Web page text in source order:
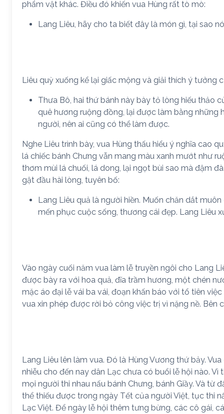
phẩm vật khác. Điều đó khiến vua Hùng rất tò mò:
Lang Liêu, hãy cho ta biết đây là món gì, tại sao
Liêu quỳ xuống kể lại giấc mộng và giải thích ý tưởng
Thưa Bô, hai thứ bánh này bày tỏ lòng hiếu thảo
quê hương ruộng đồng, lại được làm bằng
người, nên ai cũng có thể làm được.
Nghe Liêu trình bày, vua Hùng thấu hiểu ý nghĩa cao
lá chiếc bánh Chưng vẫn mang màu xanh mướt như
thơm mùi lá chuối, lá dong, lại ngọt bùi sao mà đậm
gật đầu hài lòng, tuyên bố:
Lang Liêu quả là người hiền. Muốn chăn dắt
mến phục cuộc sống, thương cái đẹp. Lang Liêu
Vào ngày cuối năm vua làm lễ truyền ngôi cho Lang
được bày ra với hoa quả, đĩa trầm hương, một chén
mặc áo đại lễ vái ba vái, đoạn khấn báo với tổ tiên
vua xin phép được rời bỏ công việc trị vì nặng nề. Bên
Lang Liêu lên làm vua. Đó là Hùng Vương thứ bảy.
nhiễu cho đến nay dân Lạc chưa có buổi lễ hội nào.
mọi người thi nhau nấu bánh Chưng, bánh Giầy. Và
thể thiếu được trong ngày Tết của người Việt, tục thi
Lạc Việt. Để ngày lễ hội thêm tưng bừng, các cô gái,